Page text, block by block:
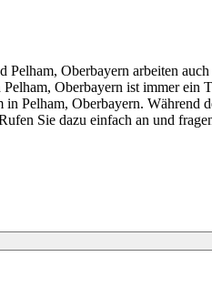
Pelham, Oberbayern arbeiten
Oberbayern ist immer
Pelham, Oberbayern. Während
Sie dazu einfach an und